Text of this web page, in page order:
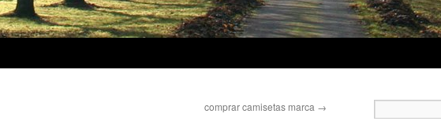
comprar camisetas marca →